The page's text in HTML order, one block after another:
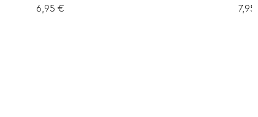
6,95 €